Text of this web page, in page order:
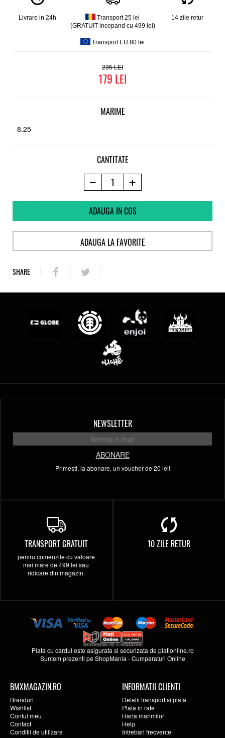
Constructie
7 straturi de artar canadian
Livrare in 24h
Transport 25 lei
(GRATUIT incepand cu 499 lei)
Transport EU 80 lei
14 zile retur
235
179
MARIME
8.25
CANTITATE
ADAUGA IN COS
ADAUGA LA FAVORITE
SHARE
NEWSLETTER
ABONARE
Primesti, la abonare, un voucher de 20 lei!
TRANSPORT GRATUIT
pentru comenzile cu valoare
mai mare de 499 lei sau
ridicare din magazin.
10 ZILE RETUR
Plata cu cardul este asigurata si securizata deplationline.ro
Suntem prezenti peShopMania -Cumparaturi Online
BMXMAGAZIN.RO
Branduri
Wishlist
Contul meu
Contact
Conditii de utilizare
INFORMATII CLIENTI
Detalii transport si plata
Plata in rate
Harta marimilor
Help
Intrebari frecvente